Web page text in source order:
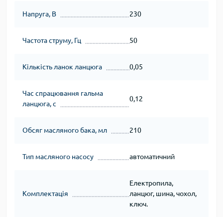
Напруга, В 230
Частота струму, Гц 50
Кількість ланок ланцюга 0,05
Час спрацювання гальма
ланцюга, с
0,12
Обсяг масляного бака, мл 210
Тип масляного насосу автоматичний
Комплектація
Електропила,
ланцюг, шина, чохол,
ключ.